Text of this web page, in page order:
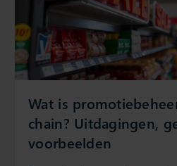
Wat is
chain? Uitdagingen,
voorbeelden